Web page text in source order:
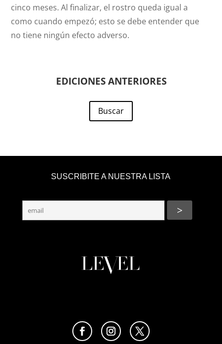
cinco meses. Al finalizar, el rostro queda igual a
como cuando empezó; esto se debe entender que
no tiene ningún efecto adverso.
EDICIONES ANTERIORES
Buscar
SUSCRIBITE A NUESTRA LISTA